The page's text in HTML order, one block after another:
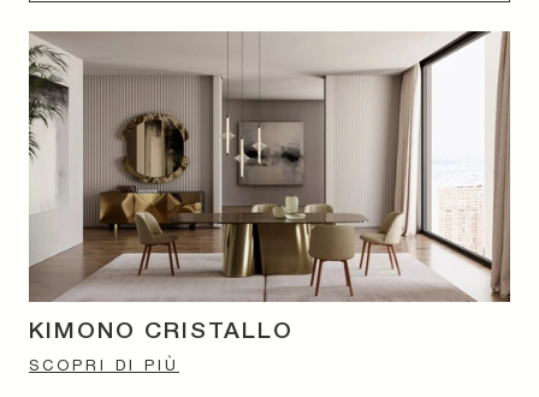
KIMONO CRISTALLO
SCOPRI DI PIÙ